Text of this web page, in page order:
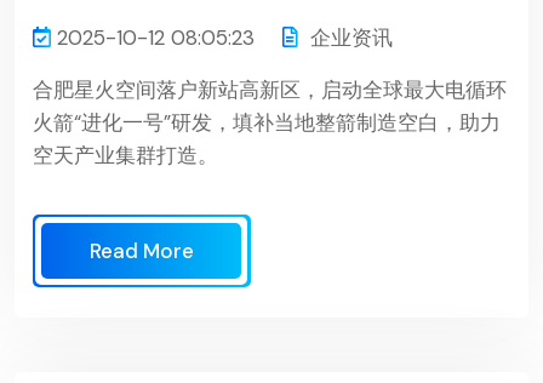
2025-10-12 08:05:23
企业资讯
合肥星火空间落户新站高新区，启动全球最大电循环
火箭“进化一号”研发，填补当地整箭制造空白，助力
空天产业集群打造。
Read More